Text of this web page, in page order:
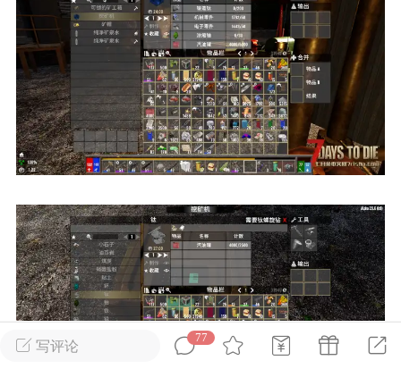
大人
Lv.8
02-10 15:45
电脑端 其他&工具
卖挂
禁止发布联机可用的作弊模组，
单机辅助引流私下售卖服务器外挂！
作弊模组的发布规范近期收到一些信息
作弊模组在联机服务器使用,为了维护游
环境，中文网特此发布以下声明，规范
汉
72 2.22w
大人
Lv.8
写评论
77